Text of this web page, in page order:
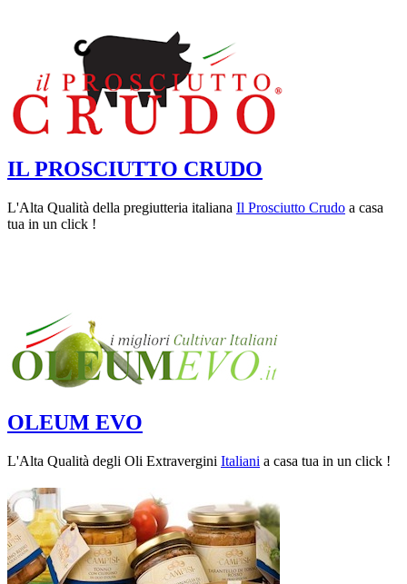
IL PROSCIUTTO CRUDO
L'Alta Qualità della pregiutteria italiana Il Prosciutto Crudo a casa
tua in un click !
OLEUM EVO
L'Alta Qualità degli Oli Extravergini Italiani a casa tua in un click !